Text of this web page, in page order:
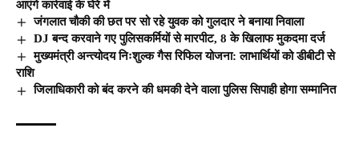
आएंगे कार्रवाई के घेरे में
जंगलात चौकी की छत पर सो रहे युवक को गुलदार ने बनाया निवाला
DJ बन्द करवाने गए पुलिसकर्मियों से मारपीट, 8 के खिलाफ मुकदमा दर्ज
मुख्यमंत्री अन्त्योदय निःशुल्क गैस रिफिल योजना: लाभार्थियों को डीबीटी से
राशि
जिलाधिकारी को बंद करने की धमकी देने वाला पुलिस सिपाही होगा सम्मानित